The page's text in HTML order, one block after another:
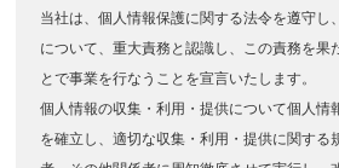
当社は、個人情報保護に関する法令を遵守し
について、重大責務と認識し、この責務を果
とで事業を行なうことを宣言いたします。
個人情報の収集・利用・提供について個人情
を確立し、適切な収集・利用・提供に関する